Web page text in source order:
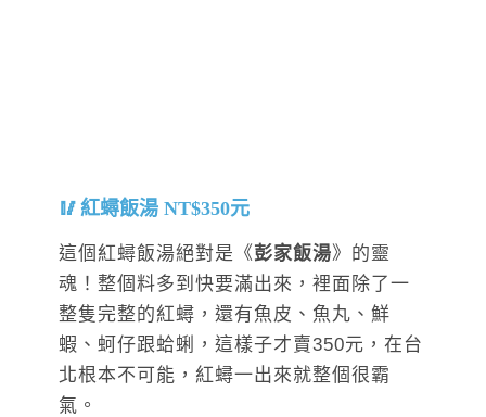
紅蟳飯湯 NT$350元
這個紅蟳飯湯絕對是《彭家飯湯》的靈
魂！整個料多到快要滿出來，裡面除了一
整隻完整的紅蟳，還有魚皮、魚丸、鮮
蝦、蚵仔跟蛤蜊，這樣子才賣350元，在台
北根本不可能，紅蟳一出來就整個很霸
氣。